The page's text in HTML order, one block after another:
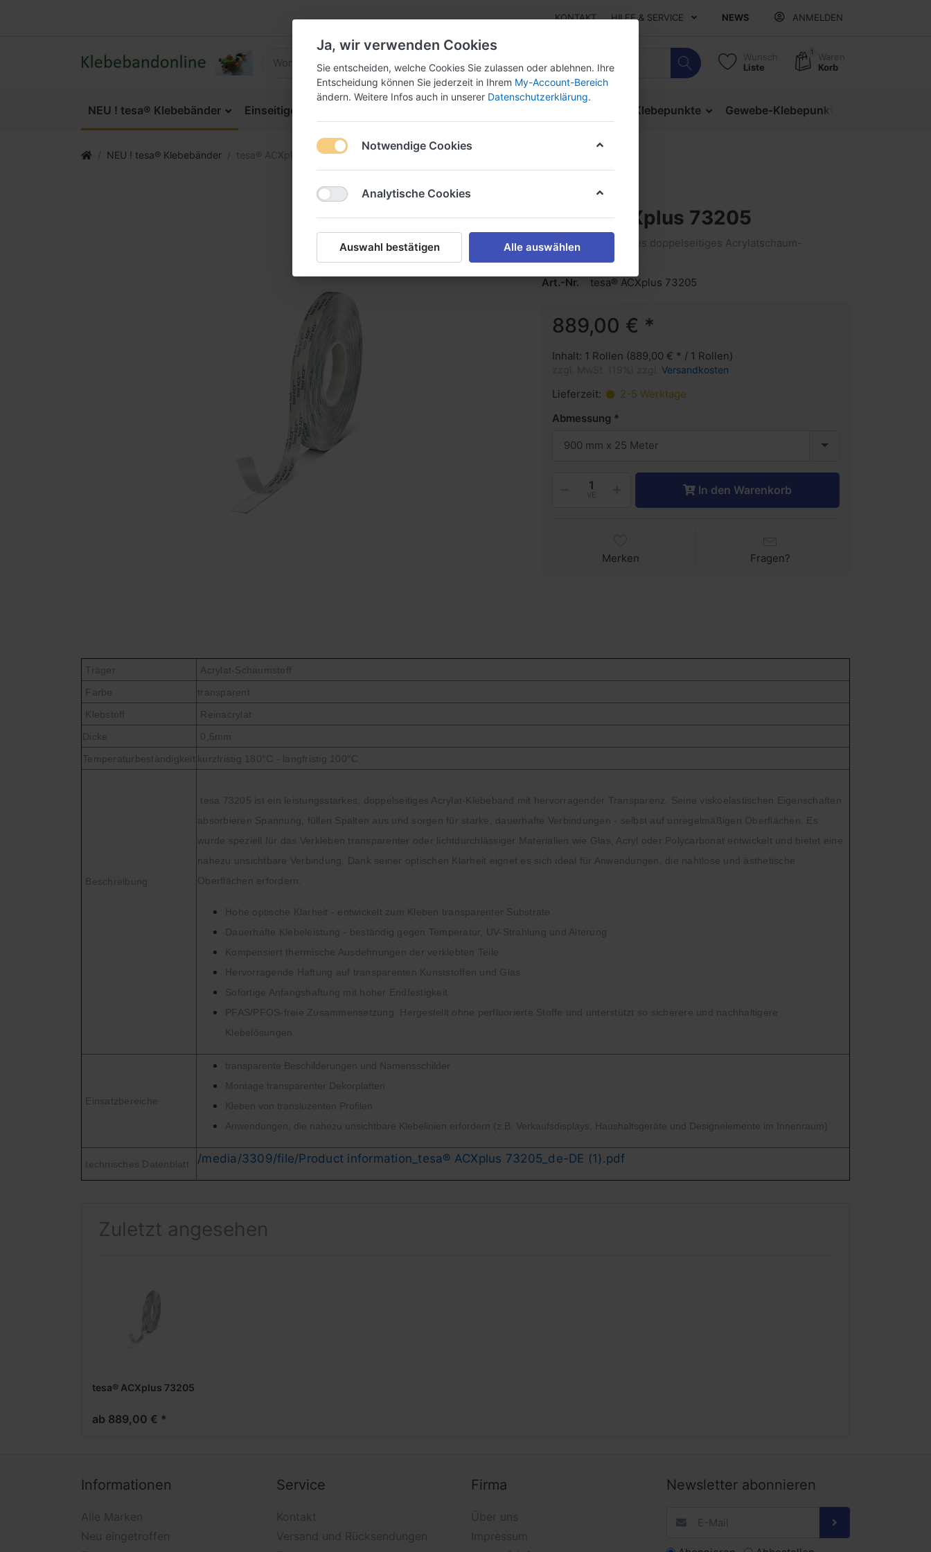
KONTAKT HILFE & SERVICE NEWS ANMELDEN
Wunsch
Liste
1
Waren
Korb
NEU ! tesa® Klebebänder Einseitige Klebebänder Doppelseitige Klebepunkte Gewebe-Klebepunkte
NEU ! tesa® Klebebänder tesa® ACXplus 73205
tesa® ACXplus 73205
500µm transparentes doppelseitiges Acrylatschaum-
Klebeband
Art.-Nr.
tesa® ACXplus 73205
889,00 € *
Inhalt: 1 Rollen (889,00 € * / 1 Rollen)
Versandkosten
Lieferzeit:
2-5 Werktage
Abmessung
900 mm x 25 Meter
VE In den Warenkorb
Merken Fragen?
Träger
Acrylat-Schaumstoff
Farbe
transparent
Klebstoff
Reinacrylat
Dicke
0,5mm
Temperaturbeständigkeit kurzfristig 180°C - langfristig 100°C
Beschreibung
tesa 73205 ist ein leistungsstarkes, doppelseitiges Acrylat-Klebeband mit hervorragender Transparenz. Seine viskoelastischen Eigenschaften
absorbieren Spannung, füllen Spalten aus und sorgen für starke, dauerhafte Verbindungen - selbst auf unregelmäßigen Oberflächen. Es
wurde speziell für das Verkleben transparenter oder lichtdurchlässiger Materialien wie Glas, Acryl oder Polycarbonat entwickelt und bietet eine
nahezu unsichtbare Verbindung. Dank seiner optischen Klarheit eignet es sich ideal für Anwendungen, die nahtlose und ästhetische
Oberflächen erfordern.
Hohe optische Klarheit - entwickelt zum Kleben transparenter Substrate
Dauerhafte Klebeleistung - beständig gegen Temperatur, UV-Strahlung und Alterung
Kompensiert thermische Ausdehnungen der verklebten Teile
Hervorragende Haftung auf transparenten Kunststoffen und Glas
Sofortige Anfangshaftung mit hoher Endfestigkeit
PFAS/PFOS-freie Zusammensetzung: Hergestellt ohne perfluorierte Stoffe und unterstützt so sicherere und nachhaltigere
Klebelösungen.
Einsatzbereiche
transparente Beschilderungen und Namensschilder
Montage transparenter Dekorplatten
Kleben von transluzenten Profilen
Anwendungen, die nahezu unsichtbare Klebelinien erfordern (z.B. Verkaufsdisplays, Haushaltsgeräte und Designelemente im Innenraum)
technisches Datenblatt /media/3309/file/Product information_tesa® ACXplus 73205_de-DE (1).pdf
Zuletzt angesehen
tesa® ACXplus 73205
ab 889,00 € *
Informationen
Alle Marken
Neu eingetroffen
Service
Kontakt
Versand und Rücksendungen
Firma
Über uns
Impressum
Newsletter abonnieren
Ja, wir verwenden Cookies
Sie entscheiden, welche Cookies Sie zulassen oder ablehnen. Ihre
Entscheidung können Sie jederzeit in Ihrem My-Account-Bereich
ändern. Weitere Infos auch in unserer Datenschutzerklärung.
Notwendige Cookies
Analytische Cookies
Auswahl bestätigen Alle auswählen